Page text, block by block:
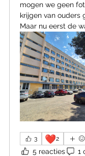
mogen we geen
krijgen van ouders
Maar nu eerst de
3 ❤️2
5 reacties 1